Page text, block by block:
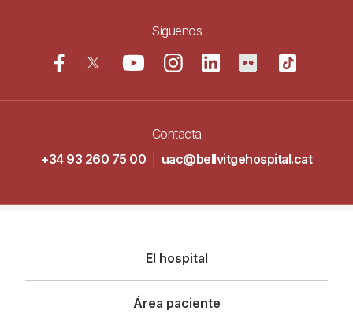
Siguenos
Contacta
+34 93 260 75 00
uac@bellvitgehospital.cat
principal
El hospital
Área paciente